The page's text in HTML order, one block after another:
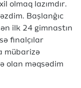
olmaq lazımdır.
Başlanğıc
ilk 24 gimnastın
finalçılar
mübarizə
olan məqsədim